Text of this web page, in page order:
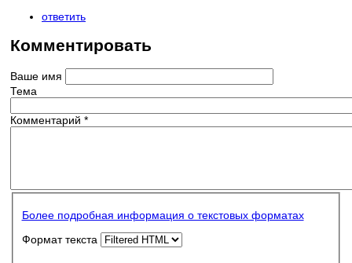
ответить
Комментировать
Ваше имя
Тема
Комментарий *
Более подробная информация о текстовых форматах
Формат текста